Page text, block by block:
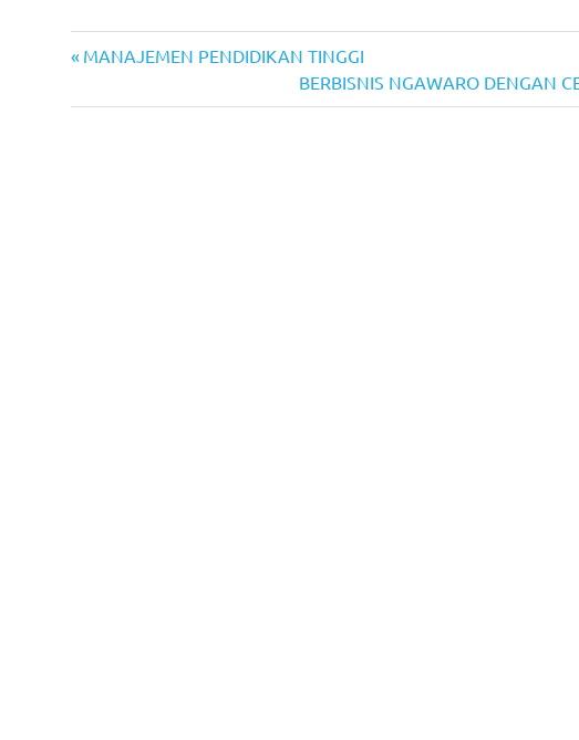
Post
navigation
Previous
MANAJEMEN PENDIDIKAN TINGGI
Next
Post:
BERBISNIS NGAWARO DENGAN